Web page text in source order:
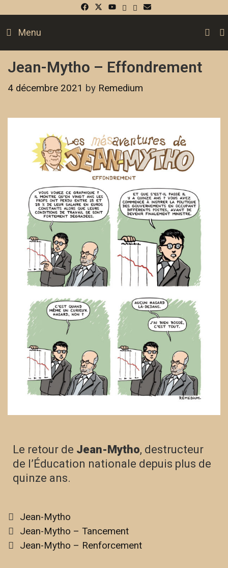
Menu
Jean-Mytho – Effondrement
4 décembre 2021 by Remedium
Le retour de Jean-Mytho, destructeur
de l’Éducation nationale depuis plus de
quinze ans.
Jean-Mytho
Jean-Mytho – Tancement
Jean-Mytho – Renforcement